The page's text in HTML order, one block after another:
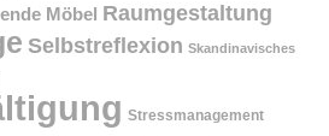
Möbel Raumgestaltung
Selbstreflexion Skandinavisches
Stressmanagement